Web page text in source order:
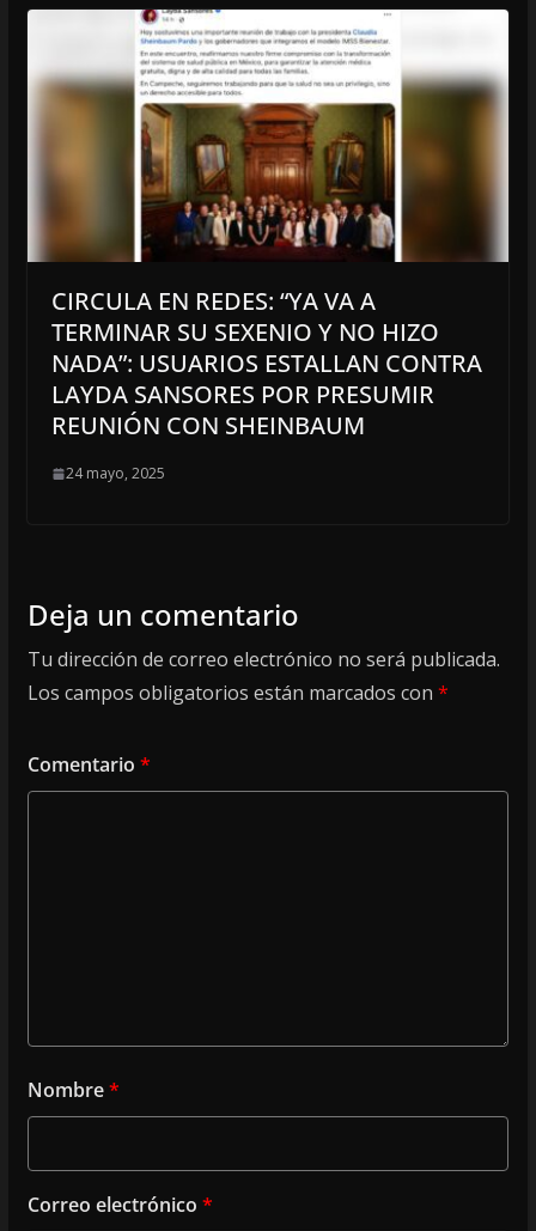
CIRCULA EN REDES: “YA VA A
TERMINAR SU SEXENIO Y NO HIZO
NADA”: USUARIOS ESTALLAN CONTRA
LAYDA SANSORES POR PRESUMIR
REUNIÓN CON SHEINBAUM
24 mayo, 2025
Deja un comentario
Tu dirección de correo electrónico no será publicada.
Los campos obligatorios están marcados con *
Comentario *
Nombre*
Correo electrónico *